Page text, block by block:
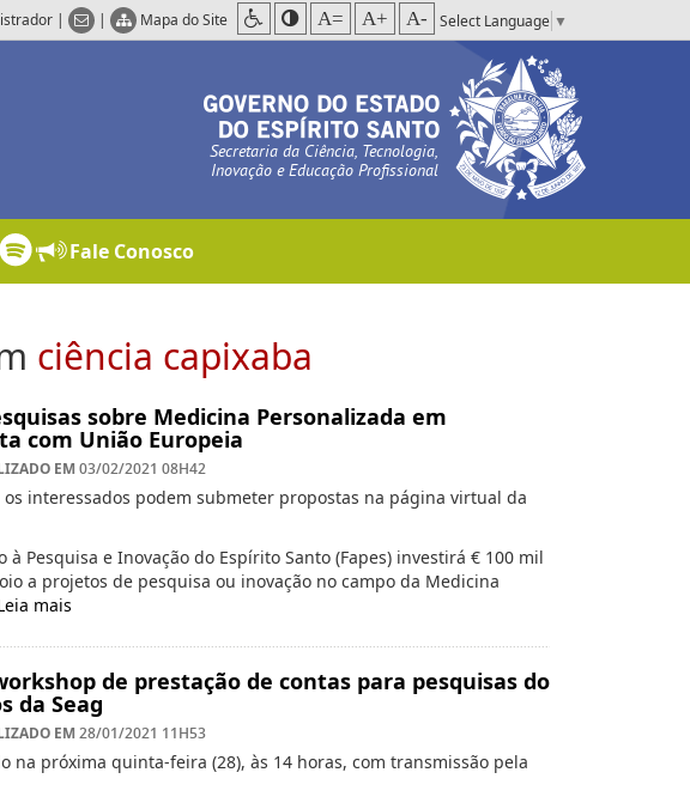
| | Mapa do Site A= A+ A- Select Language ▼
Secretaria da Ciência, Tecnologia,
Inovação e Educação Profissional
Fale Conosco
ciência capixaba
sobre Medicina Personalizada em
com União Europeia
EM 03/02/2021 08H42
os interessados podem submeter propostas na página virtual da
à Pesquisa e Inovação do Espírito Santo (Fapes) investirá € 100 mil
a projetos de pesquisa ou inovação no campo da Medicina
mais
de prestação de contas para pesquisas do
da Seag
EM 28/01/2021 11H53
na próxima quinta-feira (28), às 14 horas, com transmissão pela